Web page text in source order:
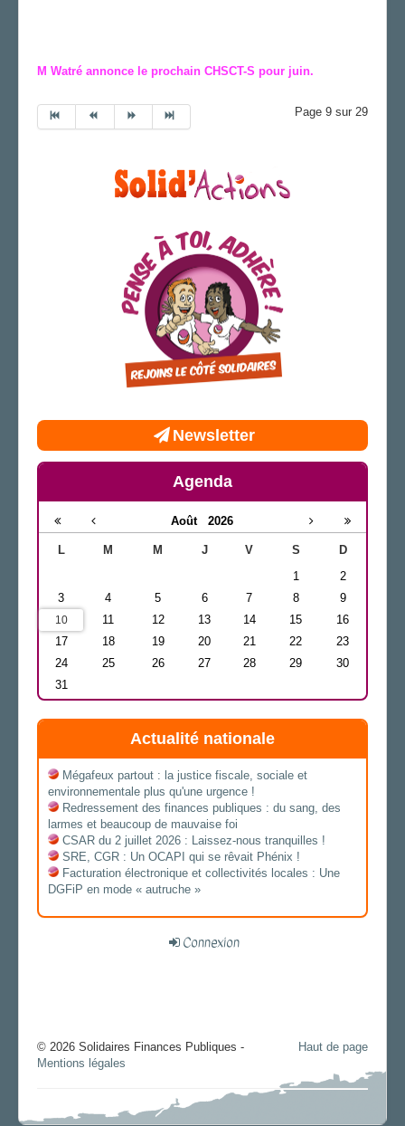
M Watré annonce le prochain CHSCT-S pour juin.
Page 9 sur 29
Newsletter
Agenda
Août 2026
L M M J V S
D
1
2
3
4 5 6 7 8 9
10 11 12 13 14 15
16
17
18 19 20 21 22
23
24
25 26 27 28 29
30
31
Actualité nationale
Mégafeux partout : la justice fiscale, sociale et
environnementale plus qu'une urgence !
Redressement des finances publiques : du sang, des
larmes et beaucoup de mauvaise foi
CSAR du 2 juillet 2026 : Laissez-nous tranquilles !
SRE, CGR : Un OCAPI qui se rêvait Phénix !
Facturation électronique et collectivités locales : Une
DGFiP en mode « autruche »
Connexion
Haut de page
© 2026 Solidaires Finances Publiques -
Mentions légales